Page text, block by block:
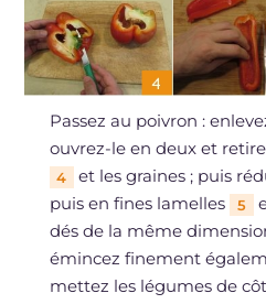
Passez au poivron :
ouvrez-le en deux et
4
et les graines ; puis
puis en fines lamelles
5
dés de la même
émincez finement
mettez les légumes de